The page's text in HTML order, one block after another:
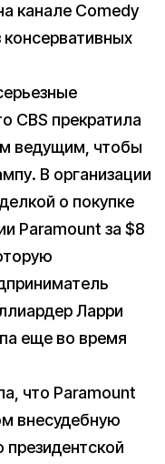
канале Comedy
CBS прекратила
ведущим, чтобы
В организации
о покупке
Paramount за $8
Ларри
еще во время
что Paramount
внесудебную
президентской